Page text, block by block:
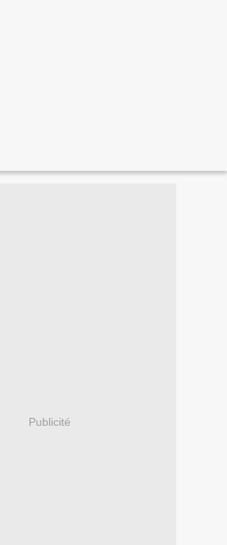
Publicité